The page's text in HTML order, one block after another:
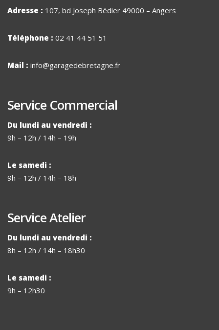
Adresse : 107, bd Joseph Bédier 49000 – Angers
Téléphone : 02 41 44 51 51
Mail : info@garagedebretagne.fr
Service Commercial
Du lundi au vendredi :
9h – 12h / 14h – 19h
Le samedi :
9h – 12h / 14h – 18h
Service Atelier
Du lundi au vendredi :
8h – 12h / 14h – 18h30
Le samedi :
9h – 12h30